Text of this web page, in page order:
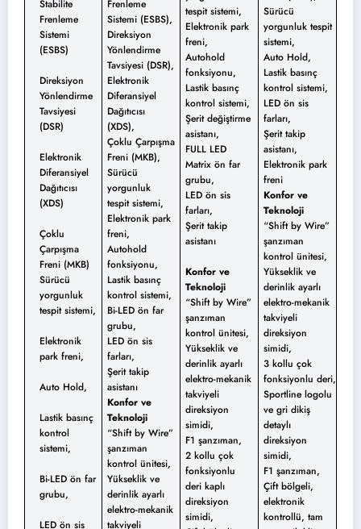
Stabilite
Frenleme
Sistemi
(ESBS)
Direksiyon
Yönlendirme
Tavsiyesi
(DSR)
Elektronik
Diferansiyel
Dağıtıcısı
(XDS)
Çoklu
Çarpışma
Freni (MKB)
Sürücü
yorgunluk
tespit sistemi,
Elektronik
park freni,
Auto Hold,
Lastik basınç
kontrol
sistemi,
Bi-LED ön far
grubu,
LED ön sis
Frenleme
Sistemi (ESBS),
Direksiyon
Yönlendirme
Tavsiyesi (DSR),
Elektronik
Diferansiyel
Dağıtıcısı
(XDS),
Çoklu Çarpışma
Freni (MKB),
Sürücü
yorgunluk
tespit sistemi,
Elektronik park
freni,
Autohold
fonksiyonu,
Lastik basınç
kontrol sistemi,
Bi-LED ön far
grubu,
LED ön sis
farları,
Şerit takip
asistanı
Konfor ve
Teknoloji
“Shift by Wire”
şanzıman
kontrol ünitesi,
Yükseklik ve
derinlik ayarlı
elektro-mekanik
takviyeli
tespit sistemi,
Elektronik park
freni,
Autohold
fonksiyonu,
Lastik basınç
kontrol sistemi,
Şerit değiştirme
asistanı,
FULL LED
Matrix ön far
grubu,
LED ön sis
farları,
Şerit takip
asistanı
Konfor ve
Teknoloji
“Shift by Wire”
şanzıman
kontrol ünitesi,
Yükseklik ve
derinlik ayarlı
elektro-mekanik
takviyeli
direksiyon
simidi,
F1 şanzıman,
2 kollu çok
fonksiyonlu
deri kaplı
direksiyon
simidi,
Sürücü
yorgunluk tespit
sistemi,
Auto Hold,
Lastik basınç
kontrol sistemi,
LED ön sis
farları,
Şerit takip
asistanı,
Elektronik park
freni
Konfor ve
Teknoloji
“Shift by Wire”
şanzıman
kontrol ünitesi,
Yükseklik ve
derinlik ayarlı
elektro-mekanik
takviyeli
direksiyon
simidi,
3 kollu çok
fonksiyonlu deri,
Sportline logolu
ve gri dikiş
detaylı
direksiyon
simidi,
F1 şanzıman,
Çift bölgeli,
elektronik
kontrollü, tam